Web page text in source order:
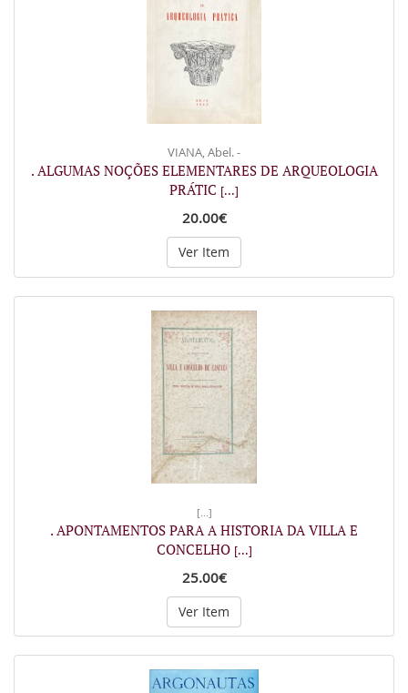
VIANA, Abel. -
. ALGUMAS NOÇÕES ELEMENTARES DE ARQUEOLOGIA
PRÁTIC [...]
20.00€
Ver Item
[...]
. APONTAMENTOS PARA A HISTORIA DA VILLA E
CONCELHO [...]
25.00€
Ver Item